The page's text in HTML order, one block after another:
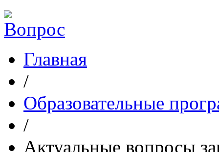
Главная
/
Образовательные
/
Актуальные вопросы